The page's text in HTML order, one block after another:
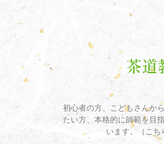
茶
初心者の方、こどもさんか
たい方、 本格的に師範を目
います。（こち